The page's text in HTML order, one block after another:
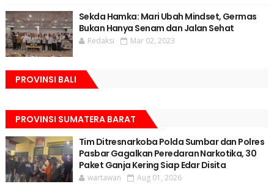
Sekda Hamka: Mari Ubah Mindset, Germas
Bukan Hanya Senam dan Jalan Sehat
Redaksi Mar 02, 2023
PROVINSI BALI
PROVINSI SUMATERA BARAT
Tim Ditresnarkoba Polda Sumbar dan Polres
Pasbar Gagalkan Peredaran Narkotika, 30
Paket Ganja Kering Siap Edar Disita
wartawan Aug 01, 2026